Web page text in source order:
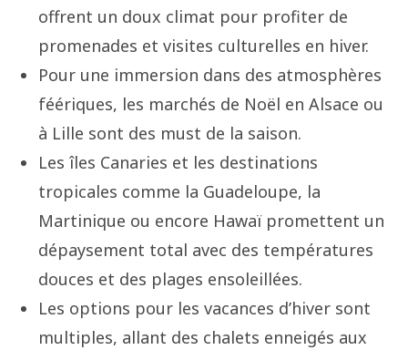
offrent un doux climat pour profiter de
promenades et visites culturelles en hiver.
Pour une immersion dans des atmosphères
féériques, les marchés de Noël en Alsace ou
à Lille sont des must de la saison.
Les îles Canaries et les destinations
tropicales comme la Guadeloupe, la
Martinique ou encore Hawaï promettent un
dépaysement total avec des températures
douces et des plages ensoleillées.
Les options pour les vacances d’hiver sont
multiples, allant des chalets enneigés aux